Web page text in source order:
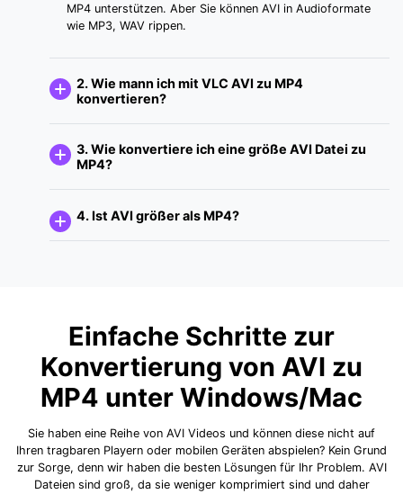
MP4 unterstützen. Aber Sie können AVI in Audioformate
wie MP3, WAV rippen.
2. Wie mann ich mit VLC AVI zu MP4
konvertieren?
3. Wie konvertiere ich eine größe AVI Datei zu
MP4?
4. Ist AVI größer als MP4?
Einfache Schritte zur
Konvertierung von AVI zu
MP4 unter Windows/Mac
Sie haben eine Reihe von AVI Videos und können diese nicht auf
Ihren tragbaren Playern oder mobilen Geräten abspielen? Kein Grund
zur Sorge, denn wir haben die besten Lösungen für Ihr Problem. AVI
Dateien sind groß, da sie weniger komprimiert sind und daher